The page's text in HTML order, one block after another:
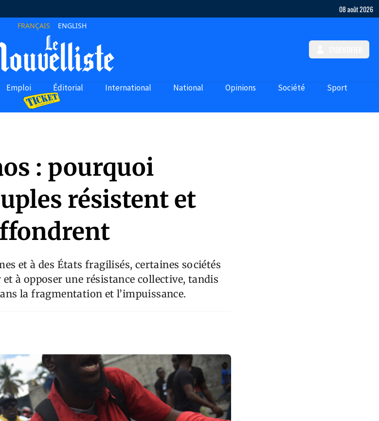
08 août 2026
FRANÇAIS ENGLISH
Emploi Éditorial International National Opinions Société Sport
: pourquoi
résistent et
et à des États fragilisés, certaines sociétés
à opposer une résistance collective, tandis
la fragmentation et l’impuissance.